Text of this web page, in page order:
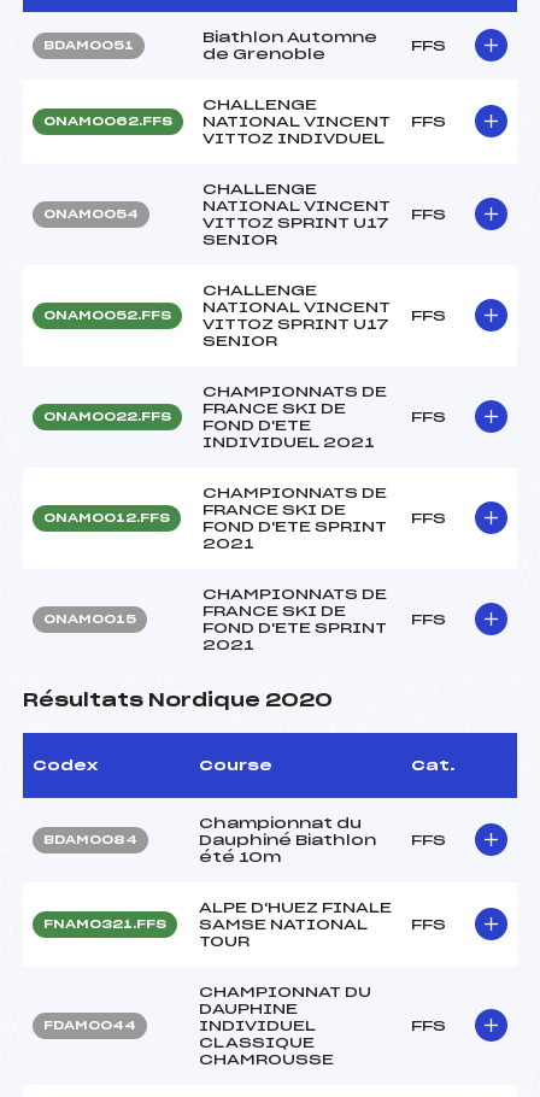
BDAM0051
Biathlon Automne
de Grenoble
FFS
ONAM0062.FFS
CHALLENGE
NATIONAL VINCENT
VITTOZ INDIVDUEL
FFS
ONAM0054
CHALLENGE
NATIONAL VINCENT
VITTOZ SPRINT U17
SENIOR
FFS
ONAM0052.FFS
CHALLENGE
NATIONAL VINCENT
VITTOZ SPRINT U17
SENIOR
FFS
ONAM0022.FFS
CHAMPIONNATS DE
FRANCE SKI DE
FOND D'ETE
INDIVIDUEL 2021
FFS
ONAM0012.FFS
CHAMPIONNATS DE
FRANCE SKI DE
FOND D'ETE SPRINT
2021
FFS
ONAM0015
CHAMPIONNATS DE
FRANCE SKI DE
FOND D'ETE SPRINT
2021
FFS
Résultats Nordique 2020
Codex Course Cat.
BDAM0084
Championnat du
Dauphiné Biathlon
été 10m
FFS
FNAM0321.FFS
ALPE D'HUEZ FINALE
SAMSE NATIONAL
TOUR
FFS
FDAM0044
CHAMPIONNAT DU
DAUPHINE
INDIVIDUEL
CLASSIQUE
CHAMROUSSE
FFS